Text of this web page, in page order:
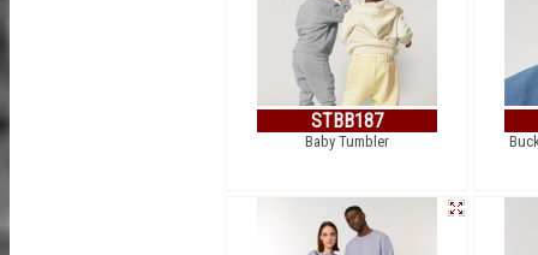
STBB187
Baby Tumbler